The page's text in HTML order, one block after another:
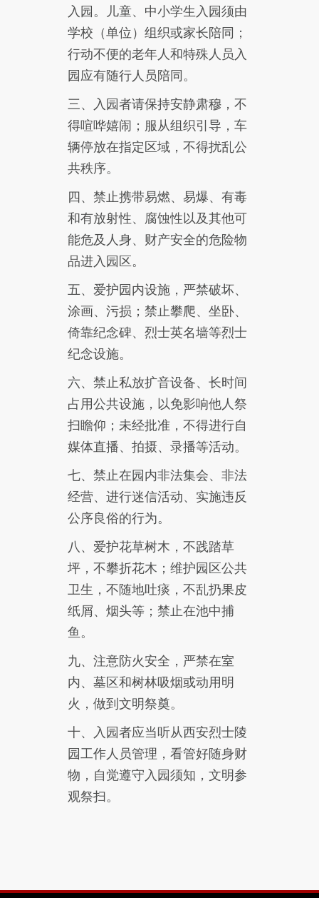
入园。儿童、中小学生入园须由
学校（单位）组织或家长陪同；
行动不便的老年人和特殊人员入
园应有随行人员陪同。
三、入园者请保持安静肃穆，不
得喧哗嬉闹；服从组织引导，车
辆停放在指定区域，不得扰乱公
共秩序。
四、禁止携带易燃、易爆、有毒
和有放射性、腐蚀性以及其他可
能危及人身、财产安全的危险物
品进入园区。
五、爱护园内设施，严禁破坏、
涂画、污损；禁止攀爬、坐卧、
倚靠纪念碑、烈士英名墙等烈士
纪念设施。
六、禁止私放扩音设备、长时间
占用公共设施，以免影响他人祭
扫瞻仰；未经批准，不得进行自
媒体直播、拍摄、录播等活动。
七、禁止在园内非法集会、非法
经营、进行迷信活动、实施违反
公序良俗的行为。
八、爱护花草树木，不践踏草
坪，不攀折花木；维护园区公共
卫生，不随地吐痰，不乱扔果皮
纸屑、烟头等；禁止在池中捕
鱼。
九、注意防火安全，严禁在室
内、墓区和树林吸烟或动用明
火，做到文明祭奠。
十、入园者应当听从西安烈士陵
园工作人员管理，看管好随身财
物，自觉遵守入园须知，文明参
观祭扫。